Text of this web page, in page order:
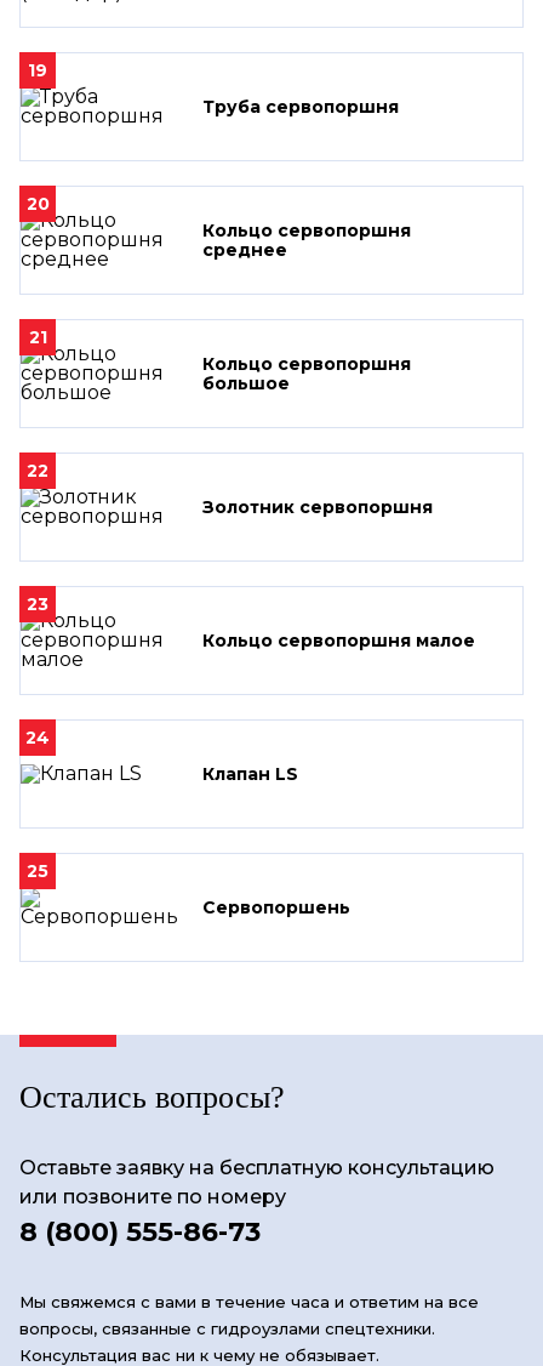
19
Труба сервопоршня
20
Кольцо сервопоршня
среднее
21
Кольцо сервопоршня
большое
22
Золотник сервопоршня
23
Кольцо сервопоршня малое
24
Клапан LS
25
Сервопоршень
Остались вопросы?
Оставьте заявку на бесплатную консультацию
или позвоните по номеру
8 (800) 555-86-73
Мы свяжемся с вами в течение часа и ответим на все
вопросы, связанные с гидроузлами спецтехники.
Консультация вас ни к чему не обязывает.